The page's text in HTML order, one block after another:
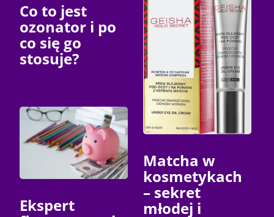
Co to jest
ozonator i po
co się go
stosuje?
Ekspert
Matcha w
kosmetykach
– sekret
młodej i